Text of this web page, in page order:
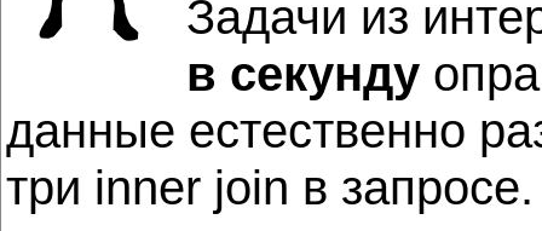
Задачи из
в секунду
данные естественно
три inner join в